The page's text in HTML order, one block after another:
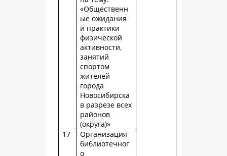
«Общественн
ые ожидания
и практики
физической
активности,
занятий
спортом
жителей
города
Новосибирска
в разрезе всех
районов
(округа)»
17
Организация
библиотечног
о